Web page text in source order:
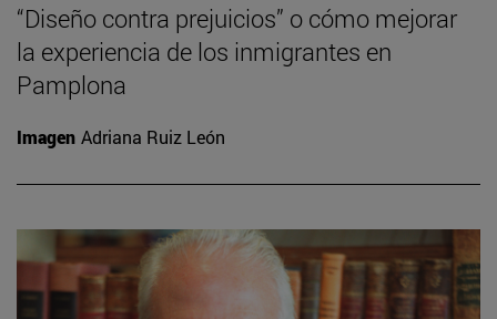
“Diseño contra prejuicios” o cómo mejorar
la experiencia de los inmigrantes en
Pamplona
Imagen Adriana Ruiz León